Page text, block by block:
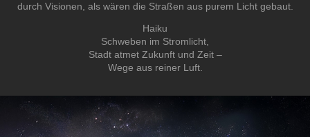
durch Visionen, als wären die Straßen aus purem Licht gebaut.
Haiku
Schweben im Stromlicht,
Stadt atmet Zukunft und Zeit –
Wege aus reiner Luft.